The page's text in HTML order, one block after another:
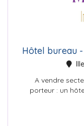
A vendre
porteur : un